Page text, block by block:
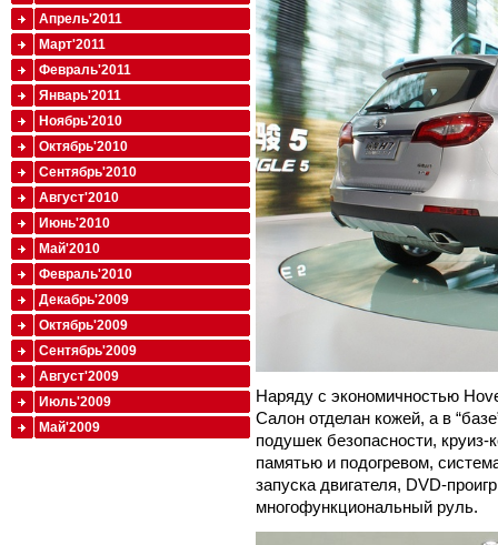
Наряду с экономичностью
Салон отделан кожей, а в
подушек безопасности, круиз-
памятью и подогревом,
запуска двигателя, DVD-
многофункциональный руль.
Апрель'2011
Март'2011
Февраль'2011
Январь'2011
Ноябрь'2010
Октябрь'2010
Сентябрь'2010
Август'2010
Июнь'2010
Май'2010
Февраль'2010
Декабрь'2009
Октябрь'2009
Сентябрь'2009
Август'2009
Июль'2009
Май'2009